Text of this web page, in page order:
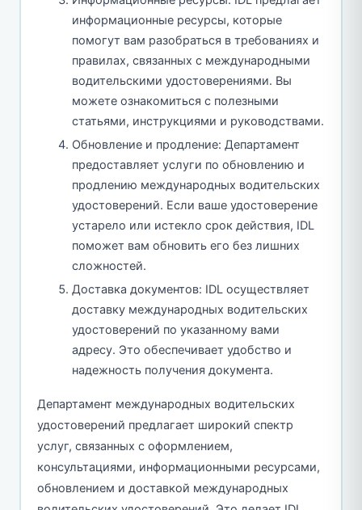
информационные ресурсы, которые
помогут вам разобраться в требованиях и
правилах, связанных с международными
водительскими удостоверениями. Вы
можете ознакомиться с полезными
статьями, инструкциями и руководствами.
Обновление и продление: Департамент
предоставляет услуги по обновлению и
продлению международных водительских
удостоверений. Если ваше удостоверение
устарело или истекло срок действия, IDL
поможет вам обновить его без лишних
сложностей.
Доставка документов: IDL осуществляет
доставку международных водительских
удостоверений по указанному вами
адресу. Это обеспечивает удобство и
надежность получения документа.
Департамент международных водительских
удостоверений предлагает широкий спектр
услуг, связанных с оформлением,
консультациями, информационными ресурсами,
обновлением и доставкой международных